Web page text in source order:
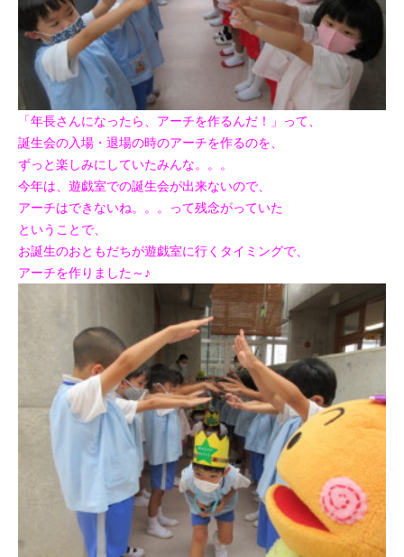
「年長さんになったら、アーチを作るんだ！」
って、
誕生会の入場・退場の時のアーチを作るのを、
ずっと楽しみにしていたみんな。。。
今年は、遊戯室での誕生会が出来ないので、
アーチはできないね。。。って残念がっていた
ということで、
お誕生のおともだちが遊戯室に行くタイミングで、
アーチを作りました～♪